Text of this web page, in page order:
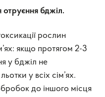
бджіл.
рослин
якщо протягом 2-3
у бджіл не
у всіх сім’ях.
до іншого місця